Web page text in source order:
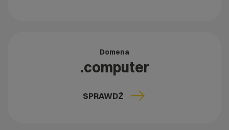
Domena
.computer
SPRAWDŹ